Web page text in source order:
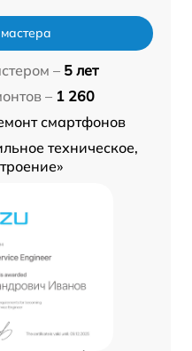
– 5 лет
– 1 260
смартфонов
техническое,